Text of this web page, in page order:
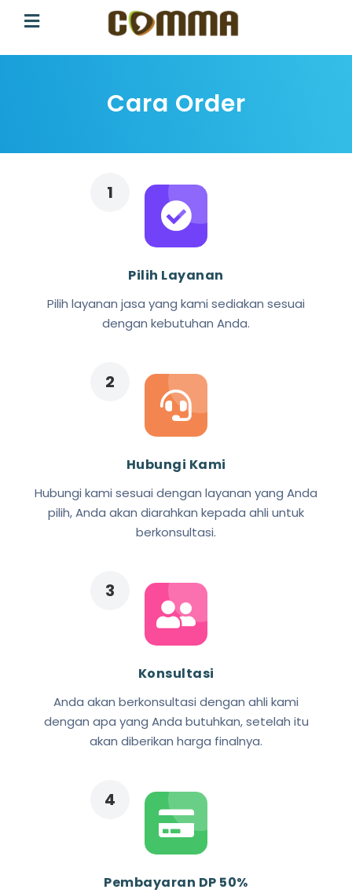
Cara Order
Pilih Layanan
Pilih layanan jasa yang kami sediakan sesuai
dengan kebutuhan Anda.
Hubungi Kami
Hubungi kami sesuai dengan layanan yang Anda
pilih, Anda akan diarahkan kepada ahli untuk
berkonsultasi.
Konsultasi
Anda akan berkonsultasi dengan ahli kami
dengan apa yang Anda butuhkan, setelah itu
akan diberikan harga finalnya.
Pembayaran DP 50%